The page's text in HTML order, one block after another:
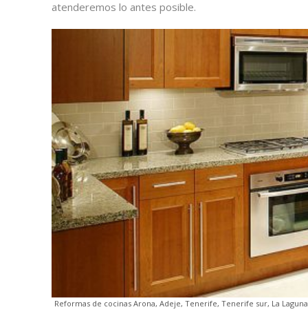
atenderemos lo antes posible.
Reformas de cocinas Arona, Adeje, Tenerife, Tenerife sur, La